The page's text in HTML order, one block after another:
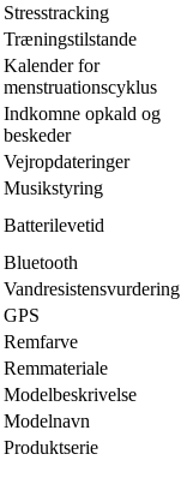
Stresstracking
Træningstilstande
Kalender for
menstruationscyklus
Indkomne opkald og
beskeder
Vejropdateringer
Musikstyring
Batterilevetid
Bluetooth
Vandresistensvurdering
GPS
Remfarve
Remmateriale
Modelbeskrivelse
Modelnavn
Produktserie